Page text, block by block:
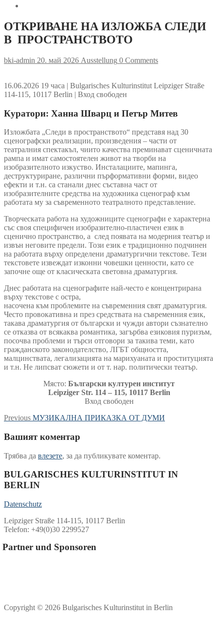
ОТКРИВАНЕ НА ИЗЛОЖБА СЛЕДИ
В ПРОСТРАНСТВОТО
bki-admin 20. май 2026 Ausstellung 0 Comments
16.06.2026 19 часа | Bulgarisches Kulturinstitut Leipziger Straße
114-115, 10117 Berlin | Вход свободен
Куратори: Ханна Шварц и Петър Митев
Изложбата „Следи в пространството“ представя над 30
сценографски реализации, произведения – части от
театралния спектакъл, чиито качества преминават сценичната
рампа и имат самостоятелен живот на творби на
изобразителното изкуство. Инсталациите, мапингa,
деструктуриране, различни пърформативни форми, видео
ефекти и т.н. са станали днес съставна част от
изобразителните средства на художника сценограф към
работата му за съвременното театралното представление.
Творческата работа на художниците сценографи е характерна
със своя специфичен изобразително-пластичен език в
сценично пространство, а след появата на модерния театър и
извън неговите предели. Този език е традиционно подчинен
на работата върху определени драматургични текстове. Тези
текстовете извеждат изконни човешки ценности, като се
започне още от класическата световна драматургия.
Днес работата на сценографите най-често е концентрирана
върху текстове с остра,
насочена към проблемите на съвременния свят драматургия.
Често провокативна и през средствата на съвременния език,
такава драматургия от български и чужди автори съзнателно
се отказва от всякаква романтика, загърбва езиковия пуризъм,
посочва проблеми и търси отговори за такива теми, като
гражданското законодателство, ЛГБТ общността,
малцинствата, легализацията на марихуаната и проституцията
и т.н. Не липсват сюжети и от т. нар. политически театър.
Място: Български културен институт
Leipziger Str. 114 – 115, 10117 Berlin
Вход свободен
Навигация
Previous Previous
МУЗИКАЛНА ПРИКАЗКА ОТ ДУМИ
Вашият коментар
Трябва да влезете, за да публикувате коментар.
BULGARISCHES KULTURINSTITUT IN
BERLIN
Datenschutz
Leipziger Straße 114-115, 10117 Berlin
Telefon: +49(0)30 2299527
Partner und Sponsoren
Copyright © 2026 Bulgarisches Kulturinstitut in Berlin